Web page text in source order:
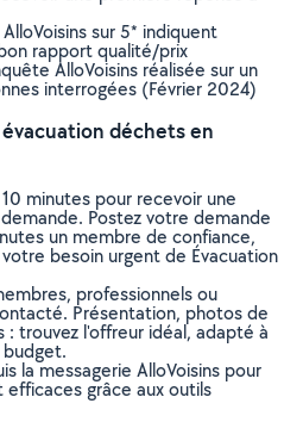
sur 5* indiquent
rapport qualité/prix
AlloVoisins réalisée sur un
interrogées (Février 2024)
déchets en
minutes pour recevoir une
Postez votre demande
un membre de confiance,
besoin urgent de Évacuation
professionnels ou
Présentation, photos de
: trouvez l'offreur idéal, adapté à
la messagerie AlloVoisins pour
grâce aux outils